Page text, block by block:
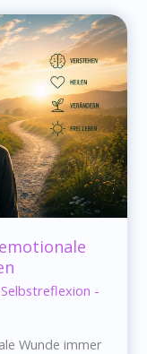
Selbstreflexion -
Wunde immer